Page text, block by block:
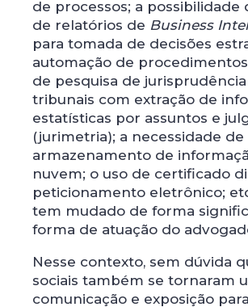
de processos; a possibilidade
de relatórios de Business
para tomada de decisões
automação de
de pesquisa de
tribunais com extração de
estatísticas por assuntos e
(jurimetria); a necessidade de
armazenamento de
nuvem; o uso de certificado
peticionamento eletrônico;
tem mudado de forma
forma de atuação do
Nesse contexto, sem dúvida
sociais também se tornaram
comunicação e exposição